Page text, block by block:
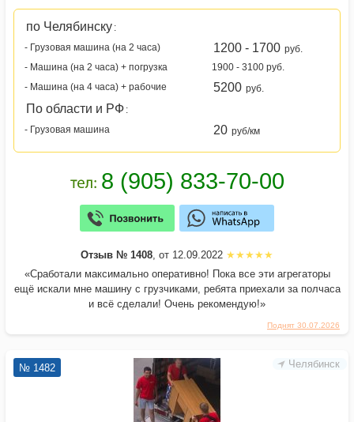
Поднят 30.07.2026
по Челябинску :
- Грузовая машина (на 2 часа)
1200 - 1700 руб.
- Машина (на 2 часа) + погрузка
1900 - 3100 руб.
- Машина (на 4 часа) + рабочие
5200 руб.
По области и РФ :
- Грузовая машина
20 руб/км
Отзыв № 1408, от 12.09.2022
«Сработали максимально оперативно! Пока все эти агрегаторы
ещё искали мне машину с грузчиками, ребята приехали за полчаса
и всё сделали! Очень рекомендую!»
Челябинск
№ 1482